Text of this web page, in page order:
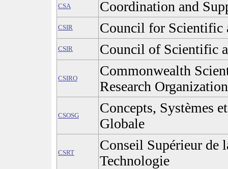
CSA Coordination and
CSIR Council for Scientific
CSIR Council of Scientific
CSIRO
Commonwealth
Research
CSOSG
Concepts, Systèmes
Globale
CSRT
Conseil Supérieur de
Technologie